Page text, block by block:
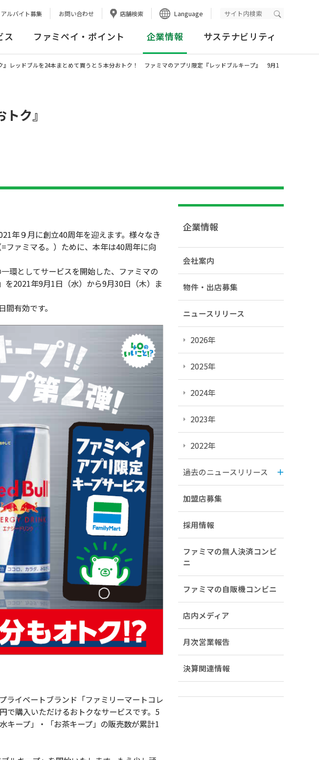
アルバイト募集 お問い合わせ 店舗検索 Language 検索実行
ス ファミペイ・ポイント 企業情報 サステナビリティ
』レッドブルを24本まとめて買うと５本分おトク！ ファミマのアプリ限定『レッドブルキープ』 9月1
ク』
年９月に創立40周年を迎えます。様々なき
ファミマる。）ために、本年は40周年に向
環としてサービスを開始した、ファミマの
2021年9月1日（水）から9月30日（木）ま
有効です。
ライベートブランド「ファミリーマートコレ
で購入いただけるおトクなサービスです。5
キープ」・「お茶キープ」の販売数が累計1
企業情報
会社案内
物件・出店募集
ニュースリリース
2026年
2025年
2024年
2023年
2022年
過去のニュースリリース
加盟店募集
採用情報
ファミマの無人決済コンビ
ニ
ファミマの自販機コンビニ
店内メディア
月次営業報告
決算関連情報